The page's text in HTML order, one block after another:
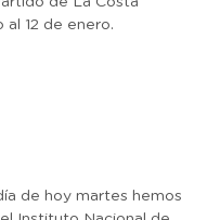
12 de enero.
de hoy martes hemos